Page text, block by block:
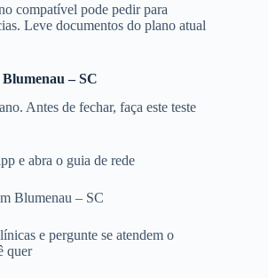
compatível pode pedir para
Leve documentos do plano atual
– SC
Antes de fechar, faça este teste
e abra o guia de rede
Blumenau – SC
e pergunte se atendem o
quer